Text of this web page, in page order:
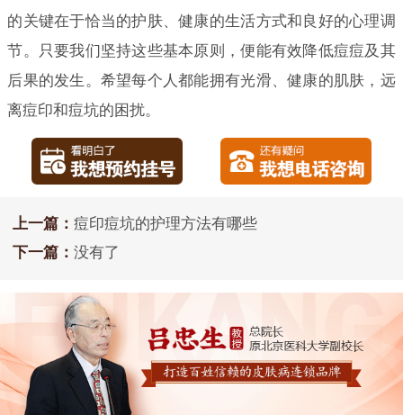
的关键在于恰当的护肤、健康的生活方式和良好的心理调
节。只要我们坚持这些基本原则，便能有效降低痘痘及其
后果的发生。希望每个人都能拥有光滑、健康的肌肤，远
离痘印和痘坑的困扰。
上一篇： 痘印痘坑的护理方法有哪些
下一篇： 没有了